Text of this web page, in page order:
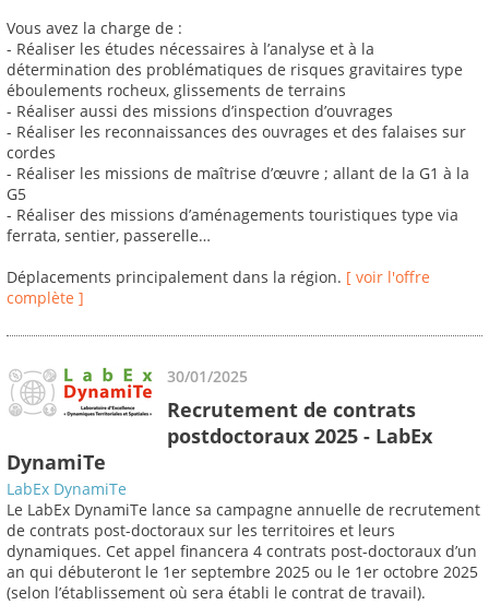
Vous avez la charge de :
- Réaliser les études nécessaires à l’analyse et à la
détermination des problématiques de risques gravitaires type
éboulements rocheux, glissements de terrains
- Réaliser aussi des missions d’inspection d’ouvrages
- Réaliser les reconnaissances des ouvrages et des falaises sur
cordes
- Réaliser les missions de maîtrise d’œuvre ; allant de la G1 à la
G5
- Réaliser des missions d’aménagements touristiques type via
ferrata, sentier, passerelle…
Déplacements principalement dans la région. [ voir l'offre
complète ]
30/01/2025
Recrutement de contrats
postdoctoraux 2025 - LabEx
DynamiTe
LabEx DynamiTe
Le LabEx DynamiTe lance sa campagne annuelle de recrutement
de contrats post-doctoraux sur les territoires et leurs
dynamiques. Cet appel financera 4 contrats post-doctoraux d’un
an qui débuteront le 1er septembre 2025 ou le 1er octobre 2025
(selon l’établissement où sera établi le contrat de travail).